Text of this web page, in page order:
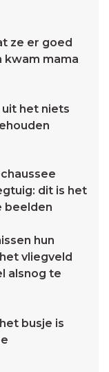
ze er goed
kwam mama
uit het niets
dit is het
beelden
hun
vliegveld
alsnog te
busje is